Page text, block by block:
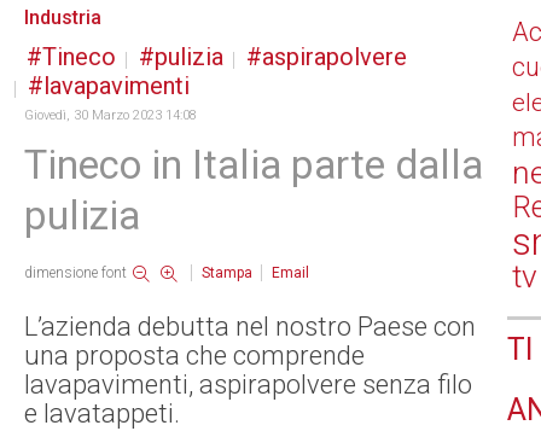
Industria
Tineco pulizia
aspirapolvere
lavapavimenti
Giovedì, 30 Marzo 2023 14:08
Tineco in Italia parte dalla
pulizia
dimensione font Stampa Email
L’azienda debutta nel nostro Paese con
una proposta che comprende
lavapavimenti, aspirapolvere senza filo
e lavatappeti.
tv
TI